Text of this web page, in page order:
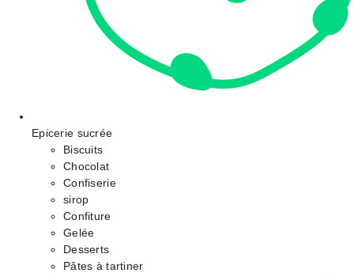
Epicerie sucrée
Biscuits
Chocolat
Confiserie
sirop
Confiture
Gelée
Desserts
Pâtes à tartiner